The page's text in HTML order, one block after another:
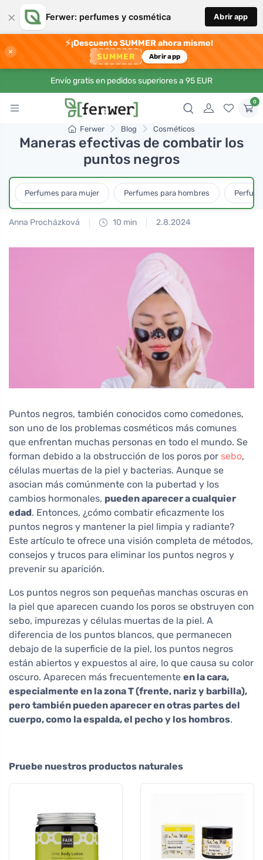
× Ferwer: perfumes y cosmética Abrir app
×
⚡¡Descuento SUMMER ahora mismo!
SUMMER Abrir app
Envío gratis en pedidos superiores a 95 EUR
0
Ferwer Blog Cosméticos
Maneras efectivas de combatir los
puntos negros
Perfumes para mujer Perfumes para hombres
Anna Procházková 10 min 2.8.2024
Puntos negros, también conocidos como comedones,
son uno de los problemas cosméticos más comunes
que enfrentan muchas personas en todo el mundo. Se
forman debido a la obstrucción de los poros por sebo,
células muertas de la piel y bacterias. Aunque se
asocian más comúnmente con la pubertad y los
cambios hormonales, pueden aparecer a cualquier
edad. Entonces, ¿cómo combatir eficazmente los
puntos negros y mantener la piel limpia y radiante?
Este artículo te ofrece una visión completa de métodos,
consejos y trucos para eliminar los puntos negros y
prevenir su aparición.
Los puntos negros son pequeñas manchas oscuras en
la piel que aparecen cuando los poros se obstruyen con
sebo, impurezas y células muertas de la piel. A
diferencia de los puntos blancos, que permanecen
debajo de la superficie de la piel, los puntos negros
están abiertos y expuestos al aire, lo que causa su color
oscuro. Aparecen más frecuentemente en la cara,
especialmente en la zona T (frente, nariz y barbilla),
pero también pueden aparecer en otras partes del
cuerpo, como la espalda, el pecho y los hombros.
Pruebe nuestros productos naturales